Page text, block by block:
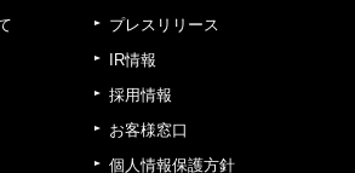
プレスリリース
IR情報
採用情報
お客様窓口
個人情報保護方針